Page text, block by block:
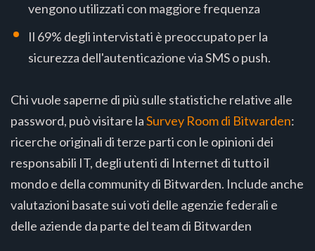
vengono utilizzati con maggiore frequenza
Il 69% degli intervistati è preoccupato per la
sicurezza dell'autenticazione via SMS o push.
Chi vuole saperne di più sulle statistiche relative alle
password, può visitare laSurvey Room di Bitwarden:
ricerche originali di terze parti con le opinioni dei
responsabili IT, degli utenti di Internet di tutto il
mondo e della community di Bitwarden. Include anche
valutazioni basate sui voti delle agenzie federali e
delle aziende da parte del team di Bitwarden